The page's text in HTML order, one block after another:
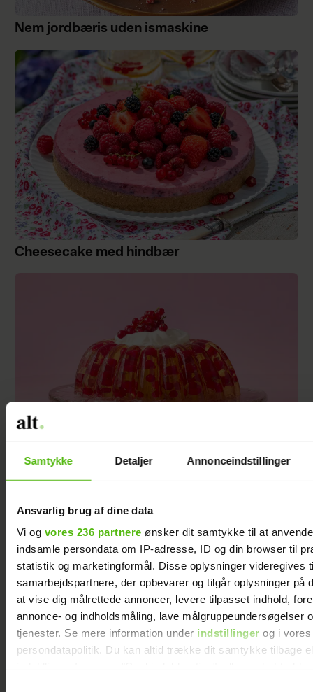
Samtykke Detaljer Annonceindstillinger
Ansvarlig brug af dine data
Vi og vores 236 partnere ønsker dit samtykke til at
indsamle persondata om IP-adresse, ID og din browser til
statistik og marketingformål. Disse oplysninger videregives
samarbejdspartnere, der opbevarer og tilgår oplysninger på
at vise dig målrettede annoncer, levere tilpasset indhold,
annonce- og indholdsmåling, lave målgruppeundersøgelser
tjenester. Se mere information under indstillinger og i vores
persondatapolitik. Du kan altid trække dit samtykke tilbage
Nem jordbæris uden ismaskine
Cheesecake med hindbær
Sommerens smukkeste dessert: Gelérand
KÆMPE GALLERI: De kendte
elsker Smukfest